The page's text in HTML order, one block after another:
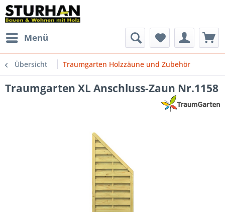
Menü
Übersicht Traumgarten Holzzäune und Zubehör
Traumgarten XL Anschluss-Zaun Nr.1158